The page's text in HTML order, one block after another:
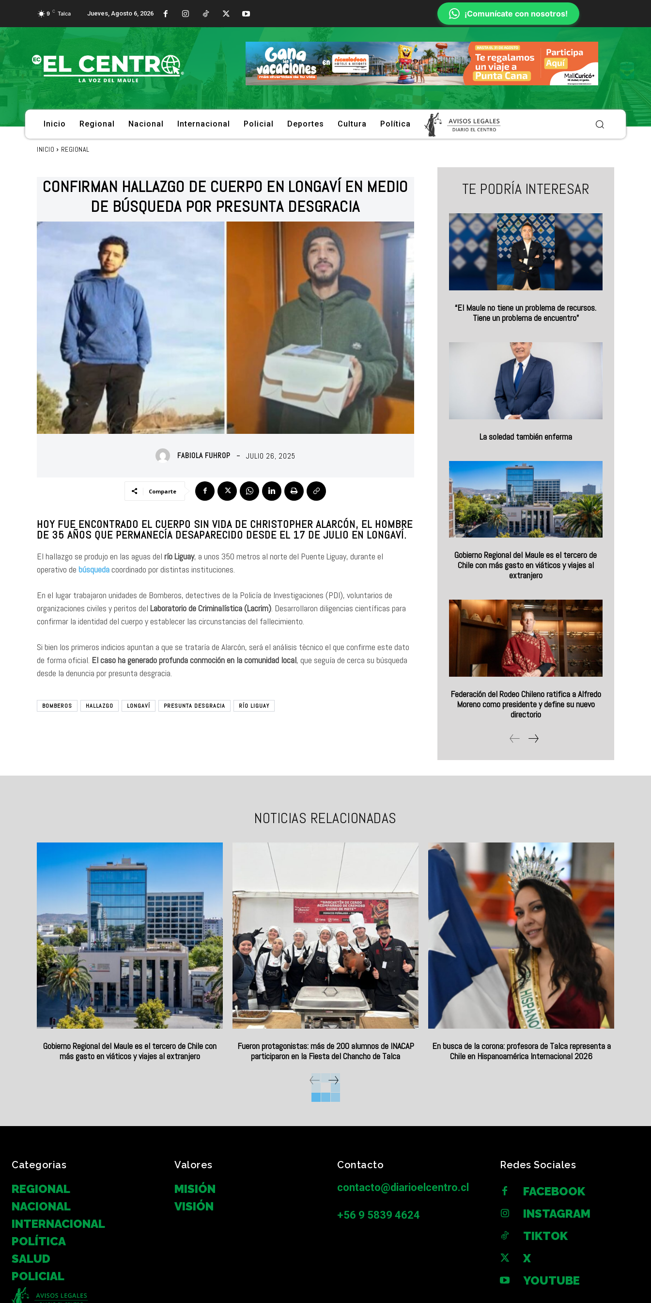
9 C Talca Jueves, Agosto 6, 2026 ¡Comunícate con nosotros!
Inicio Regional Nacional Internacional Policial Deportes Cultura Política
INICIO REGIONAL
CONFIRMAN HALLAZGO DE CUERPO EN LONGAVÍ EN MEDIO
DE BÚSQUEDA POR PRESUNTA DESGRACIA
FABIOLA FUHROP JULIO 26, 2025
Comparte
HOY FUE ENCONTRADO EL CUERPO SIN VIDA DE CHRISTOPHER ALARCÓN, EL HOMBRE
DE 35 AÑOS QUE PERMANECÍA DESAPARECIDO DESDE EL 17 DE JULIO EN LONGAVÍ.
El hallazgo se produjo en las aguas del río Liguay, a unos 350 metros al norte del Puente Liguay, durante el
operativo de búsquedacoordinado por distintas instituciones.
En el lugar trabajaron unidades de Bomberos, detectives de la Policía de Investigaciones (PDI), voluntarios de
organizaciones civiles y peritos del Laboratorio de Criminalística (Lacrim). Desarrollaron diligencias científicas para
confirmar la identidad del cuerpo y establecer las circunstancias del fallecimiento.
Si bien los primeros indicios apuntan a que se trataría de Alarcón, será el análisis técnico el que confirme este dato
de forma oficial. El caso ha generado profunda conmoción en la comunidad local, que seguía de cerca su búsqueda
desde la denuncia por presunta desgracia.
BOMBEROS HALLAZGO LONGAVÍ PRESUNTA DESGRACIA RÍO LIGUAY
TE PODRÍA INTERESAR
“El Maule no tiene un problema de recursos.
Tiene un problema de encuentro”
La soledad también enferma
Gobierno Regional del Maule es el tercero de
Chile con más gasto en viáticos y viajes al
extranjero
Federación del Rodeo Chileno ratifica a Alfredo
Moreno como presidente y define su nuevo
directorio
NOTICIAS RELACIONADAS
Gobierno Regional del Maule es el tercero de Chile con
más gasto en viáticos y viajes al extranjero
Fueron protagonistas: más de 200 alumnos de INACAP
participaron en la Fiesta del Chancho de Talca
En busca de la corona: profesora de Talca representa a
Chile en Hispanoamérica Internacional 2026
Categorias
REGIONAL
NACIONAL
INTERNACIONAL
POLÍTICA
SALUD
POLICIAL
Valores
MISIÓN
VISIÓN
Contacto
contacto@diarioelcentro.cl
+56 9 5839 4624
Redes Sociales
FACEBOOK
INSTAGRAM
TIKTOK
X
YOUTUBE